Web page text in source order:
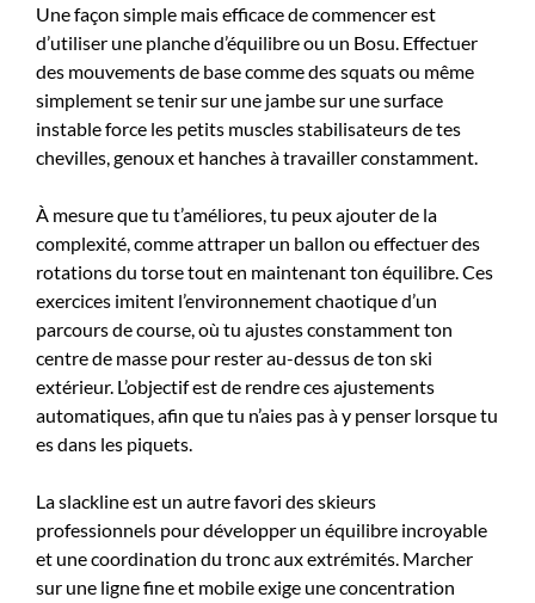
Une façon simple mais efficace de commencer est
d’utiliser une planche d’équilibre ou un Bosu. Effectuer
des mouvements de base comme des squats ou même
simplement se tenir sur une jambe sur une surface
instable force les petits muscles stabilisateurs de tes
chevilles, genoux et hanches à travailler constamment.
À mesure que tu t’améliores, tu peux ajouter de la
complexité, comme attraper un ballon ou effectuer des
rotations du torse tout en maintenant ton équilibre. Ces
exercices imitent l’environnement chaotique d’un
parcours de course, où tu ajustes constamment ton
centre de masse pour rester au-dessus de ton ski
extérieur. L’objectif est de rendre ces ajustements
automatiques, afin que tu n’aies pas à y penser lorsque tu
es dans les piquets.
La slackline est un autre favori des skieurs
professionnels pour développer un équilibre incroyable
et une coordination du tronc aux extrémités. Marcher
sur une ligne fine et mobile exige une concentration